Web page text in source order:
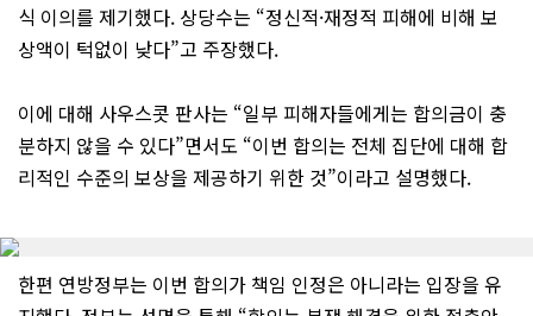
식 이의를 제기했다. 상당수는 “정신적·재정적 피해에 비해 보
상액이 턱없이 낮다”고 주장했다.
이에 대해 사우스콧 판사는 “일부 피해자들에게는 합의금이 충
분하지 않을 수 있다”면서도 “이번 합의는 전체 집단에 대해 합
리적인 수준의 보상을 제공하기 위한 것”이라고 설명했다.
한편 연방정부는 이번 합의가 책임 인정은 아니라는 입장을 유